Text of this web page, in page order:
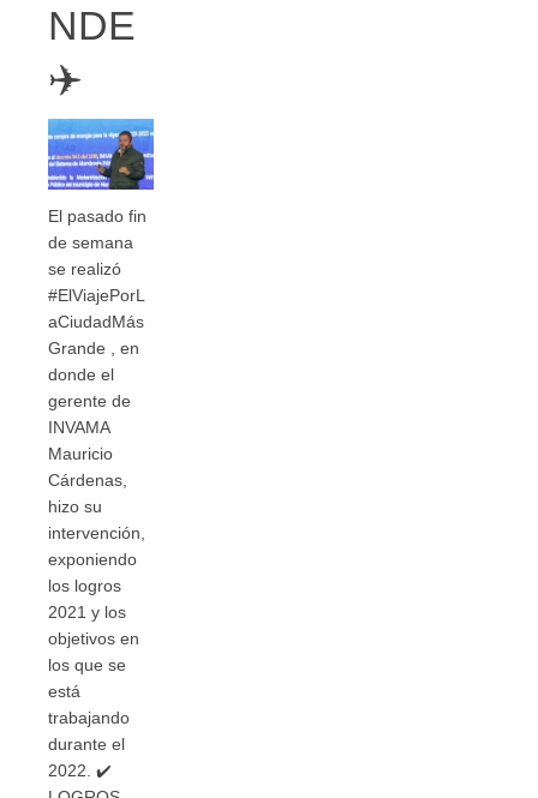
NDE
✈️
El pasado fin
de semana
se realizó
#ElViajePorL
aCiudadMás
Grande , en
donde el
gerente de
INVAMA
Mauricio
Cárdenas,
hizo su
intervención,
exponiendo
los logros
2021 y los
objetivos en
los que se
está
trabajando
durante el
2022. ✔️